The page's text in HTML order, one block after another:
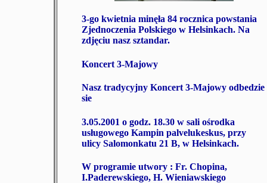
3-go kwietnia minęła 84 rocznica powstania
Zjednoczenia Polskiego w Helsinkach. Na
zdjęciu nasz sztandar.
Koncert 3-Majowy
Nasz tradycyjny Koncert 3-Majowy odbedzie
sie
3.05.2001 o godz. 18.30 w sali ośrodka
usługowego Kampin palvelukeskus, przy
ulicy Salomonkatu 21 B, w Helsinkach.
W programie utwory : Fr. Chopina,
I.Paderewskiego, H. Wieniawskiego